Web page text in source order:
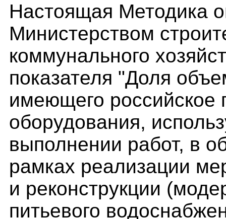
Настоящая Методика
Министерством
коммунального
показателя "Доля
имеющего российское
оборудования,
выполнении работ, в
рамках реализации
и реконструкции
питьевого